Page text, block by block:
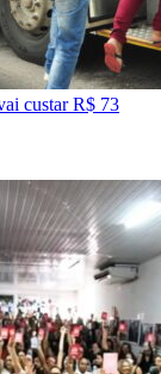
custar R$ 73